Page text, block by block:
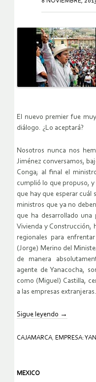
El nuevo premier fue
diálogo. ¿Lo aceptará?
Nosotros nunca nos
Jiménez conversamos,
Conga; al final el
cumplió lo que propuso, y
que hay que esperar cuál
ministros que ya no
que ha desarrollado
Vivienda y Construcción,
regionales para
(Jorge) Merino del
de manera
agente de Yanacocha,
como (Miguel) Castilla,
a las empresas extranjeras.
Sigue leyendo →
CAJAMARCA EMPRESA:
MEXICO